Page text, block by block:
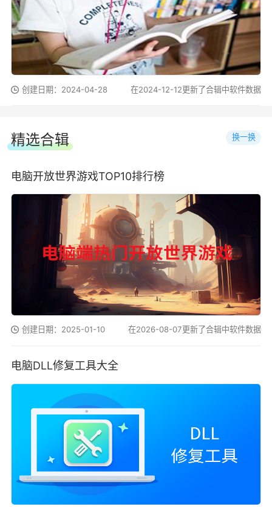
创建日期：2024-04-28 在2024-12-12更新了合辑中软件数据
精选合辑 换一换
电脑开放世界游戏TOP10排行榜
创建日期：2025-01-10 在2026-08-07更新了合辑中软件数据
电脑DLL修复工具大全